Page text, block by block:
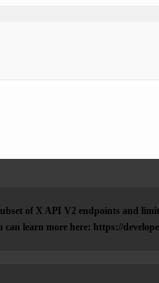
of X API V2 endpoints and
can learn more here: https://